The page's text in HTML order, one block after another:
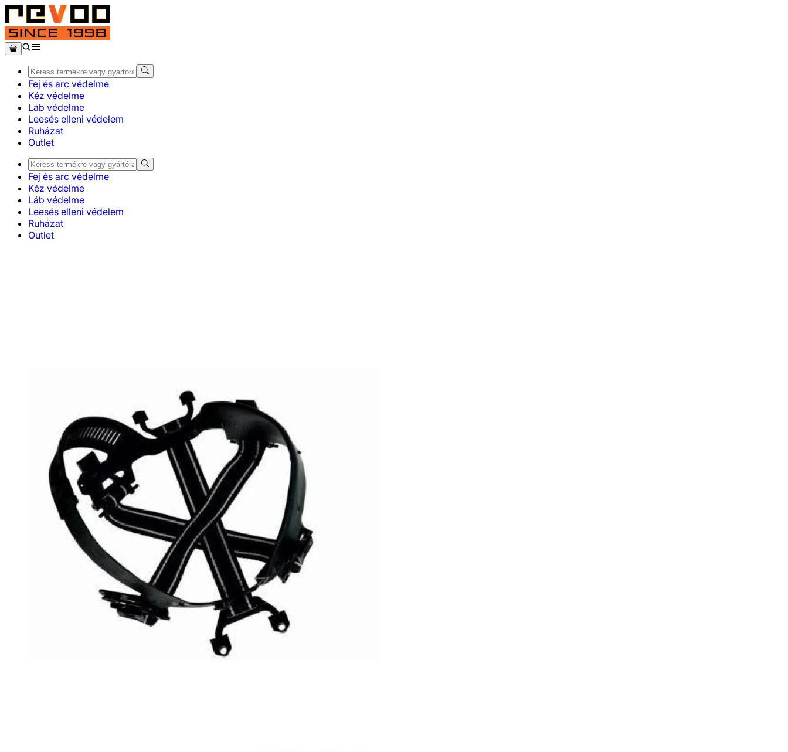
Fej és arc védelme
Kéz védelme
Láb védelme
Leesés elleni védelem
Ruházat
Outlet
Fej és arc védelme
Kéz védelme
Láb védelme
Leesés elleni védelem
Ruházat
Outlet